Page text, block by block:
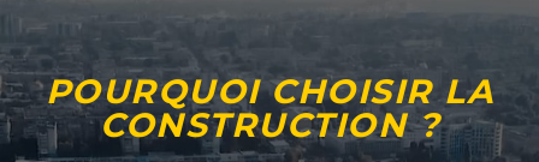
POURQUOI CHOISIR LA
CONSTRUCTION ?